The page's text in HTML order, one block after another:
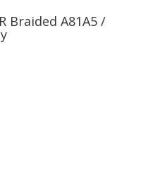
Braided A81A5 /